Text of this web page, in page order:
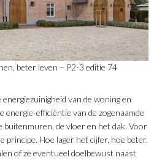
beter leven – P2-3 editie 74
van de woning en
energie-efficiëntie van de zogenaamde
buitenmuren, de vloer en het dak. Voor
principe. Hoe lager het cijfer, hoe beter.
of ze eventueel doelbewust naast